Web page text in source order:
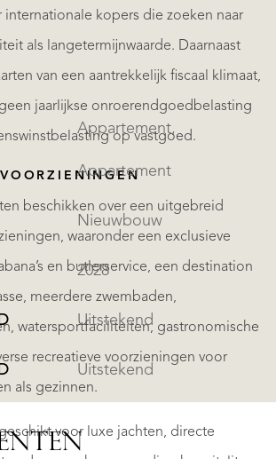
internationale kopers die zoeken naar
als langetermijnwaarde. Daarnaast
van een aantrekkelijk fiscaal klimaat,
jaarlijkse onroerendgoedbelasting
op vastgoed.
beschikken over een uitgebreid
waaronder een exclusieve
en butlerservice, een destination
meerdere zwembaden,
watersportfaciliteiten, gastronomische
recreatieve voorzieningen voor
als gezinnen.
voor luxe jachten, directe
Appartement,
Appartement
Nieuwbouw
2028
Uitstekend
Uitstekend